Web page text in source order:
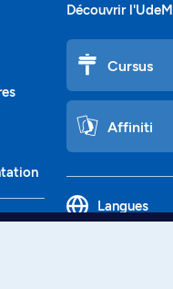
Découvrir l'UdeM
Cursus
Affiniti
Langues